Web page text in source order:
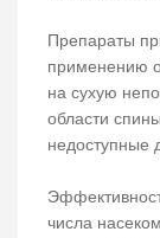
Препараты
применению
на сухую
области
недоступные
числа